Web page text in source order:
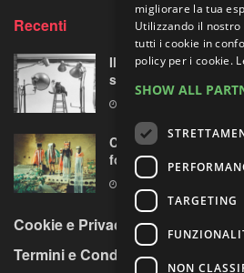
Recenti
Il primo fotografo dei
sessantuno anni
Centosessantasette
fotografica più
Cookie e Privacy Policy
Termini e Condizioni
migliorare la tua
Utilizzando il
tutti i cookie in
policy per i cookie.
SHOW ALL
TARGETING
NON